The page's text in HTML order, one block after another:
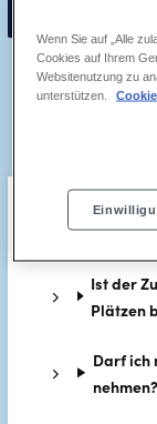
Ist der
Ist der
Plätzen
Darf ich
nehmen?
Wenn Sie auf „Alle
Cookies auf Ihrem
Websitenutzung zu
unterstützen.